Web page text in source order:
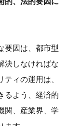
要因は、都市型
決しなければな
ィの運用は、
るよう、経済的
関、産業界、学